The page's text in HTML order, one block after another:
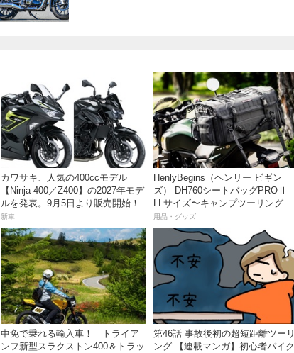
カワサキ、人気の400ccモデル
【Ninja 400／Z400】の2027年モデ
ルを発表。9月5日より販売開始！
新車
HenlyBegins（ヘンリー ビギン
ズ） DH760シートバッグPROⅡ
LLサイズ〜キャンプツーリングに
も安心の大容量ツアーバッグ〜
用品・グッズ
中免で乗れる輸入車！ トライア
ンフ新型スラクストン400＆トラッ
第46話 事故後初の超短距離ツーリ
ング 【連載マンガ】初心者バイク